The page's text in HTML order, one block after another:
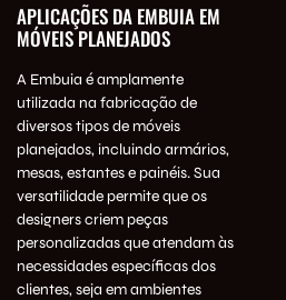
APLICAÇÕES DA EMBUIA EM
MÓVEIS PLANEJADOS
A Embuia é amplamente
utilizada na fabricação de
diversos tipos de móveis
planejados, incluindo armários,
mesas, estantes e painéis. Sua
versatilidade permite que os
designers criem peças
personalizadas que atendam às
necessidades específicas dos
clientes, seja em ambientes